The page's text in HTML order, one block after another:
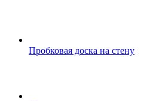
Пробковая доска на стену